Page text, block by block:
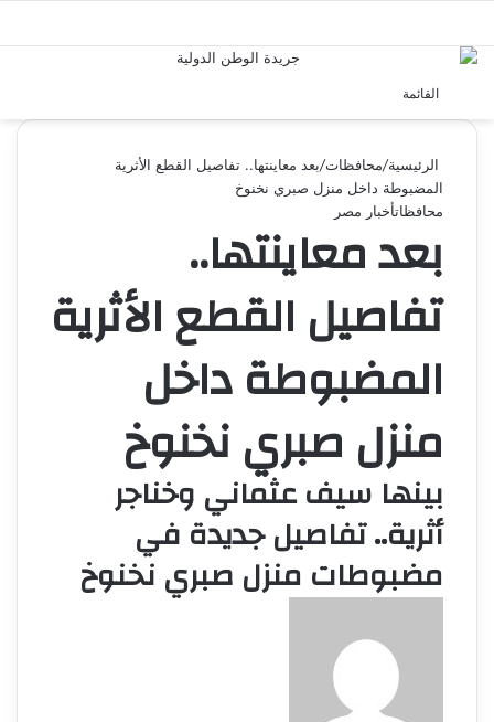
القائمة
الرئيسية/محافظات/بعد معاينتها.. تفاصيل القطع الأثرية
المضبوطة داخل منزل صبري نخنوخ
محافظاتأخبار مصر
بعد معاينتها..
تفاصيل القطع الأثرية
المضبوطة داخل
منزل صبري نخنوخ
بينها سيف عثماني وخناجر
أثرية.. تفاصيل جديدة في
مضبوطات منزل صبري نخنوخ